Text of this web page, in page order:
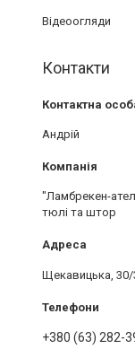
Відеоогляди
Контакти
Андрій
"Ламбрекен-
тюлі та штор
Щекавицька, 30/
+380 (63) 282-